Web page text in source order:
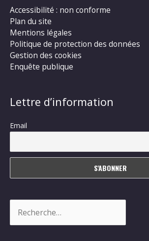
Accessibilité : non conforme
Plan du site
Mentions légales
Politique de protection des données
Gestion des cookies
Enquête publique
Lettre d’information
Email